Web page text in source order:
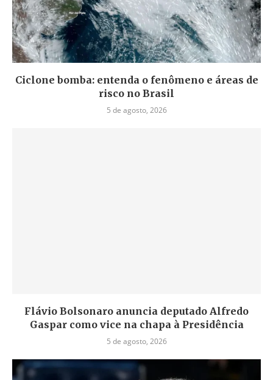
Ciclone bomba: entenda o fenômeno e áreas de
risco no Brasil
5 de agosto, 2026
Flávio Bolsonaro anuncia deputado Alfredo
Gaspar como vice na chapa à Presidência
5 de agosto, 2026